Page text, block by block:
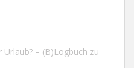
Urlaub? – (B)Logbuch zu